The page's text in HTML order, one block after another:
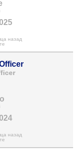
назад
назад